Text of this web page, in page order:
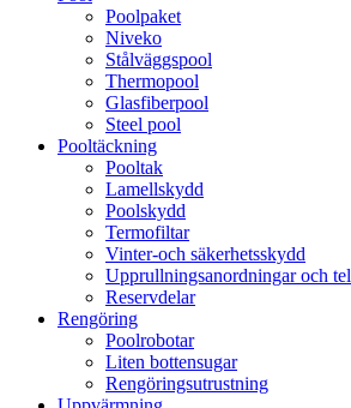
Poolpaket
Niveko
Stålväggspool
Thermopool
Glasfiberpool
Steel pool
Pooltäckning
Pooltak
Lamellskydd
Poolskydd
Termofiltar
Vinter-och säkerhetsskydd
Upprullningsanordningar och
Reservdelar
Rengöring
Poolrobotar
Liten bottensugar
Rengöringsutrustning